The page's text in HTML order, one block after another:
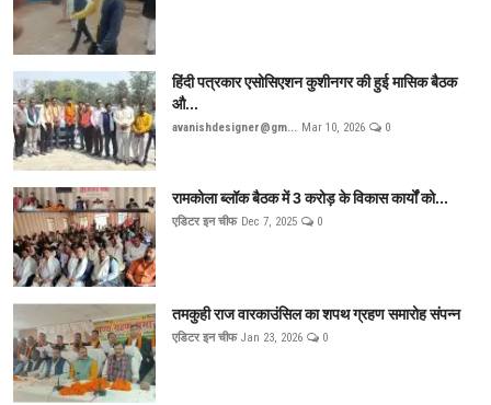
हिंदी पत्रकार एसोसिएशन कुशीनगर की हुई मासिक बैठक
औ...
avanishdesigner@gm... Mar 10, 2026 0
रामकोला ब्लॉक बैठक में 3 करोड़ के विकास कार्यों को...
एडिटर इन चीफ Dec 7, 2025 0
तमकुही राज वारकाउंसिल का शपथ ग्रहण समारोह संपन्न
एडिटर इन चीफ Jan 23, 2026 0